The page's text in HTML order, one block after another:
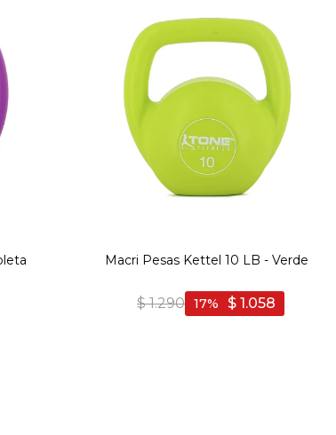
Macri Pesas Kettel 10 LB - Verde
$ 1.290 $ 1.058
17